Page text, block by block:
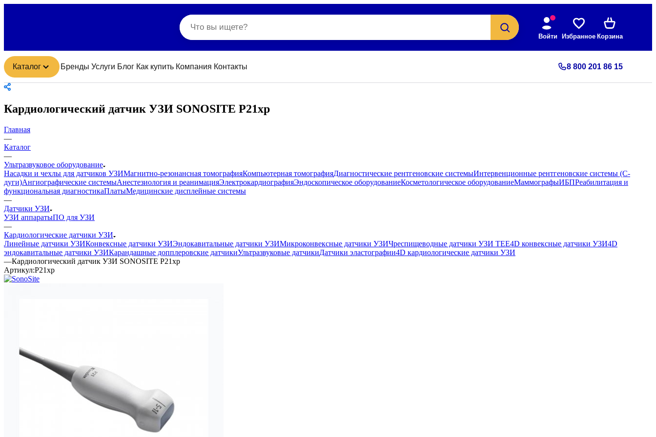
Войти Избранное Корзина
Каталог Бренды Услуги Блог Как купить Компания Контакты 8 800 201 86 15
Кардиологический датчик УЗИ SONOSITE P21xp
Главная
—
Каталог
—
Ультразвуковое оборудование
Насадки и чехлы для датчиков УЗИМагнитно-резонансная томографияКомпьютерная томографияДиагностические рентгеновские системыИнтервенционные рентгеновские системы (С-
дуги)Ангиографические системыАнестезиология и реанимацияЭлектрокардиографияЭндоскопическое оборудованиеКосметологическое оборудованиеМаммографыИБПРеабилитация и
функциональная диагностикаПлатыМедицинские дисплейные системы
—
Датчики УЗИ
УЗИ аппаратыПО для УЗИ
—
Кардиологические датчики УЗИ
Линейные датчики УЗИКонвексные датчики УЗИЭндокавитальные датчики УЗИМикроконвексные датчики УЗИЧреспищеводные датчики УЗИ TEE4D конвексные датчики УЗИ4D
эндокавитальные датчики УЗИКарандашные допплеровские датчикиУльтразвуковые датчикиДатчики эластографии4D кардиологические датчики УЗИ
—Кардиологический датчик УЗИ SONOSITE P21xp
Артикул:P21xp